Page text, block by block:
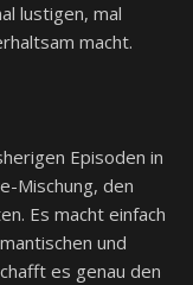
lustigen, mal
macht.
Episoden in
Mischung, den
Es macht einfach
und
es genau den